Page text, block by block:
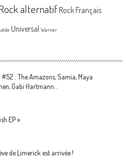
alternatif Rock Français
Universal Warner
: The Amazons, Samia, Maya
Gabi Hartmann…
EP »
de Limerick est arrivée !